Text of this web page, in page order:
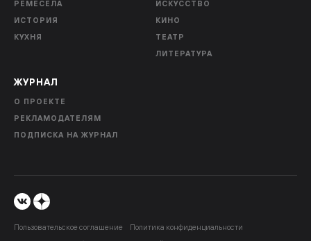
РЕМЕСЕЛА
ИСТОРИЯ
КУХНЯ
ИСКУССТВО
КИНО
ТЕАТР
ЛИТЕРАТУРА
ЖУРНАЛ
О ПРОЕКТЕ
РЕКЛАМОДАТЕЛЯМ
ПОДПИСКА НА ЖУРНАЛ
Пользовательское соглашение
Политика конфиденциальности